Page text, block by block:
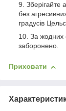
Зберігайте
без
градусів
За жодних
заборонено.
Приховати